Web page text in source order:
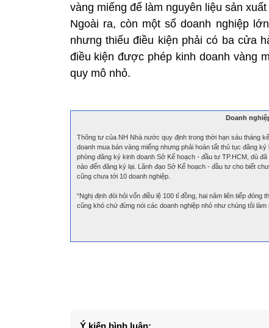
vàng miếng để làm nguyên liệu sản
Ngoài ra, còn một số doanh nghiệp
nhưng thiếu điều kiện phải có ba cửa
điều kiện được phép kinh doanh vàng
quy mô nhỏ.
Doanh
Thông tư của NH Nhà nước quy định trong thời hạn sáu tháng
doanh mua bán vàng miếng nhưng phải hoàn tất thủ tục đăng
phòng đăng ký kinh doanh Sở Kế hoạch - đầu tư TP.HCM, dù
nào đến đăng ký lại. Lãnh đạo Sở Kế hoạch - đầu tư cho biết
cũng chưa tới 10 doanh nghiệp.
“Nghị định đòi hỏi vốn điều lệ 100 tỉ đồng, hai năm liên tiếp
cũng khó chứ đừng nói các doanh nghiệp nhỏ như chúng tôi
Ý kiến bình luận: